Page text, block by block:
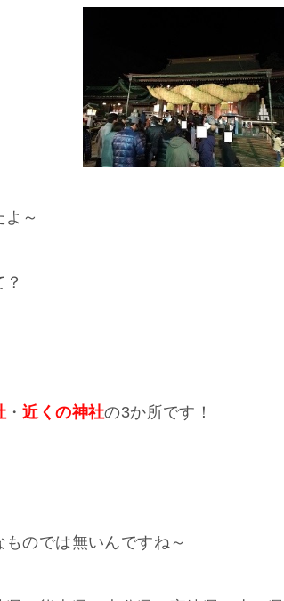
～
・近くの神社の3か所です！
のでは無いんですね～